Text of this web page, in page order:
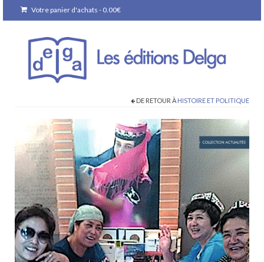
Votre panier d'achats - 0.00€
DE RETOUR À HISTOIRE ET POLITIQUE